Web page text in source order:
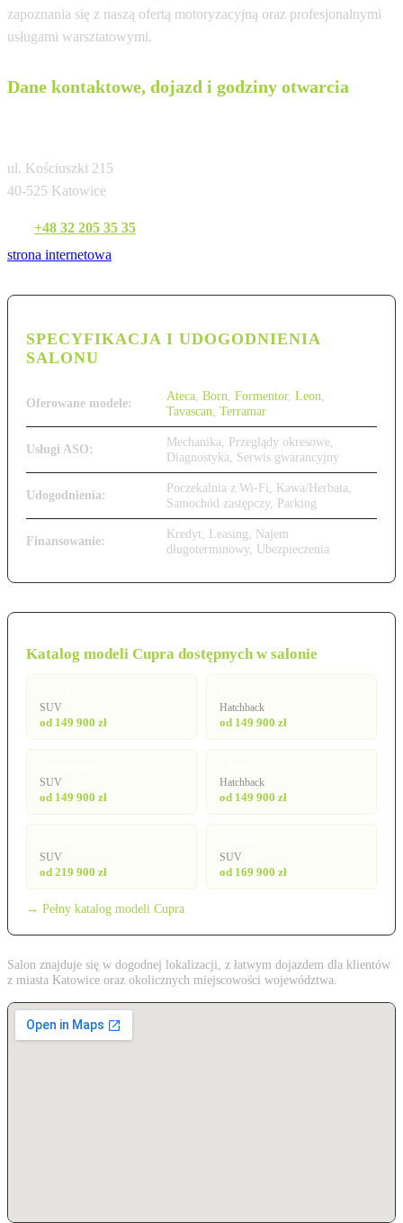
zapoznania się z naszą ofertą motoryzacyjną oraz profesjonalnymi
usługami warsztatowymi.
Dane kontaktowe, dojazd i godziny otwarcia
ul. Kościuszki 215
40-525 Katowice
+48 32 205 35 35
strona internetowa
SPECYFIKACJA I UDOGODNIENIA
SALONU
Oferowane modele: Ateca Born Formentor, Leon
Tavascan Terramar
Usługi ASO:
Mechanika, Przeglądy okresowe,
Diagnostyka, Serwis gwarancyjny
Udogodnienia:
Poczekalnia z Wi-Fi, Kawa/Herbata,
Samochód zastępczy, Parking
Finansowanie:
Kredyt, Leasing, Najem
długoterminowy, Ubezpieczenia
Katalog modeli Cupra dostępnych w salonie
SUV
od 149 900 zł
Hatchback
od 149 900 zł
SUV
od 149 900 zł
Hatchback
od 149 900 zł
SUV
od 219 900 zł
SUV
od 169 900 zł
→ Pełny katalog modeli Cupra
Salon znajduje się w dogodnej lokalizacji, z łatwym dojazdem dla klientów
z miasta Katowice oraz okolicznych miejscowości województwa.